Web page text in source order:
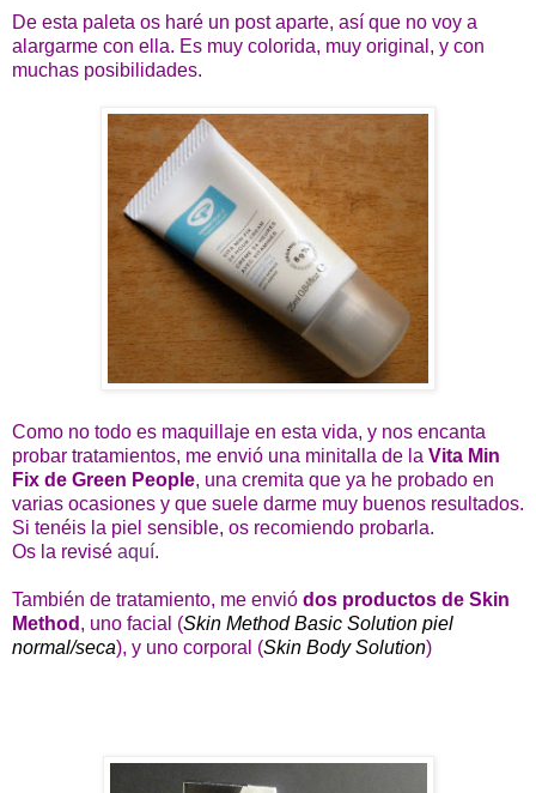
De esta paleta os haré un post aparte, así que no voy a
alargarme con ella. Es muy colorida, muy original, y con
muchas posibilidades.
Como no todo es maquillaje en esta vida, y nos encanta
probar tratamientos, me envió una minitalla de la Vita Min
Fix de Green People, una cremita que ya he probado en
varias ocasiones y que suele darme muy buenos resultados.
Si tenéis la piel sensible, os recomiendo probarla.
Os la revisé aquí.
También de tratamiento, me envió dos productos de Skin
Method , uno facial (Skin Method Basic Solution piel
normal/seca), y uno corporal (Skin Body Solution)